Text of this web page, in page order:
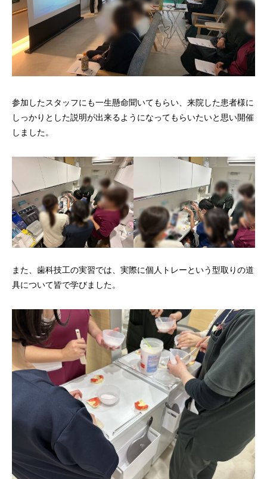
参加したスタッフにも一生懸命聞いてもらい、来院した患者様に
しっかりとした説明が出来るようになってもらいたいと思い開催
しました。
また、歯科技工の実習では、実際に個人トレーという型取りの道
具について皆で学びました。